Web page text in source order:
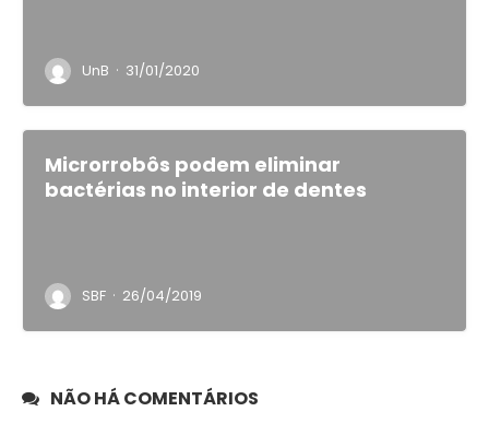
UnB · 31/01/2020
Microrrobôs podem eliminar
bactérias no interior de dentes
SBF · 26/04/2019
NÃO HÁ COMENTÁRIOS